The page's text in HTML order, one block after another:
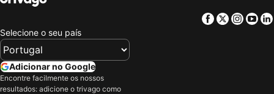
Facebook
Twitter
Selecione o seu país
Adicionar no Google
Encontre facilmente os nossos
resultados: adicione o trivago como